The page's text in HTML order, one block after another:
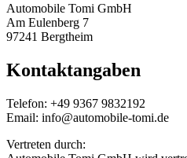
Automobile Tomi GmbH
Am Eulenberg 7
97241 Bergtheim
Kontaktangaben
Telefon: +49 9367 9832192
Email: info@automobile-tomi.de
Vertreten durch: